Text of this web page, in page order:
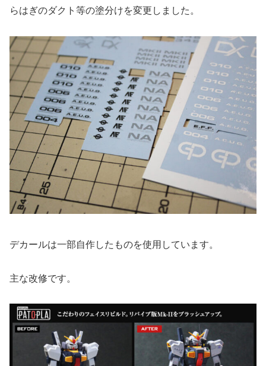
らはぎのダクト等の塗分けを変更しました。
デカールは一部自作したものを使用しています。
主な改修です。